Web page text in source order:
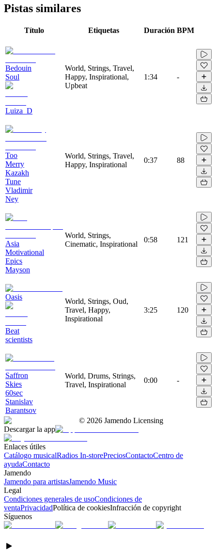
Pistas similares
Título Etiquetas Duración BPM
Bedouin
Soul
Luiza_D
World, Strings, Travel,
Happy, Inspirational,
Upbeat
1:34 -
Too
Merry
Kazakh
Tune
Vladimir
Ney
World, Strings, Travel,
Happy, Inspirational
0:37 88
Asia
Motivational
Epics
Mayson
World, Strings,
Cinematic, Inspirational
0:58 121
Oasis
Beat
scientists
World, Strings, Oud,
Travel, Happy,
Inspirational
3:25 120
Saffron
Skies
60sec
Stanislav
Barantsov
World, Drums, Strings,
Travel, Inspirational
0:00 -
© 2026 Jamendo Licensing
Descargar la app
Enlaces útiles
Catálogo musicalRadios In-storePreciosContactoCentro de
ayudaContacto
Jamendo
Jamendo para artistasJamendo Music
Legal
Condiciones generales de usoCondiciones de
ventaPrivacidadPolítica de cookiesInfracción de copyright
Síguenos